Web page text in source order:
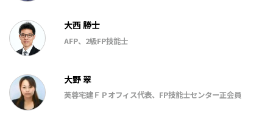
大西 勝士
AFP、2級FP技能士
大野 翠
芙蓉宅建ＦＰオフィス代表、FP技能士センター正会員